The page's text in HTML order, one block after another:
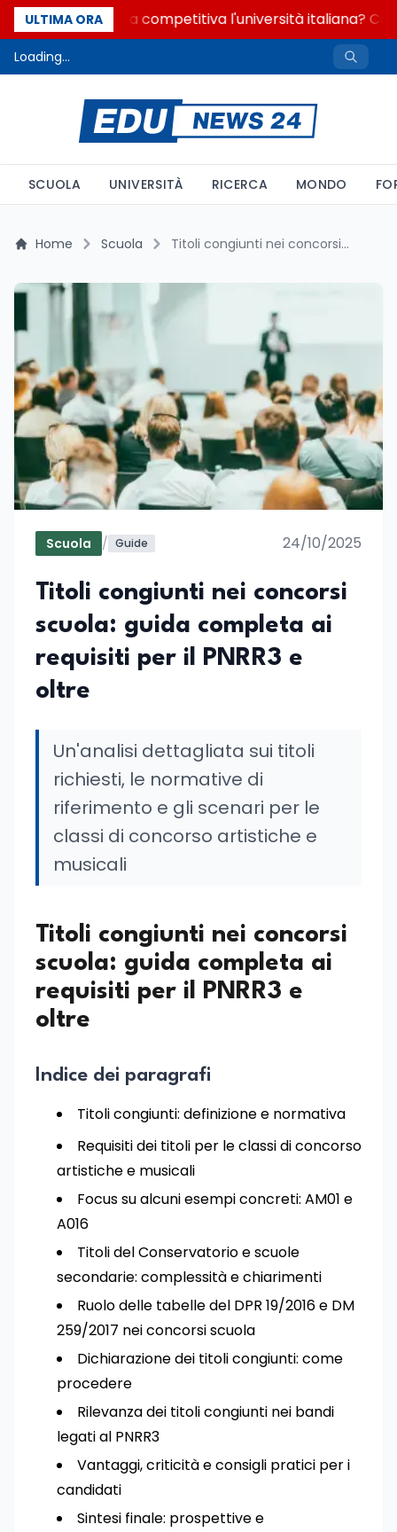
ULTIMA ORA
Quanto è ancora competitiva l'università italiana?
Loading...
SCUOLA UNIVERSITÀ RICERCA MONDO
Home Scuola Titoli congiunti nei concorsi scuola: guida completa ai requisiti per il PNRR3 e oltre
Scuola / Guide 24/10/2025
Titoli congiunti nei concorsi
scuola: guida completa ai
requisiti per il PNRR3 e
oltre
Un'analisi dettagliata sui titoli
richiesti, le normative di
riferimento e gli scenari per le
classi di concorso artistiche e
musicali
Titoli congiunti nei concorsi
scuola: guida completa ai
requisiti per il PNRR3 e
oltre
Indice dei paragrafi
Titoli congiunti: definizione e normativa
Requisiti dei titoli per le classi di concorso
artistiche e musicali
Focus su alcuni esempi concreti: AM01 e
A016
Titoli del Conservatorio e scuole
secondarie: complessità e chiarimenti
Ruolo delle tabelle del DPR 19/2016 e DM
259/2017 nei concorsi scuola
Dichiarazione dei titoli congiunti: come
procedere
Rilevanza dei titoli congiunti nei bandi
legati al PNRR3
Vantaggi, criticità e consigli pratici per i
candidati
Sintesi finale: prospettive e